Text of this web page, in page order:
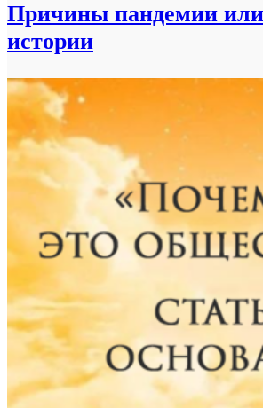
Причины пандемии
истории